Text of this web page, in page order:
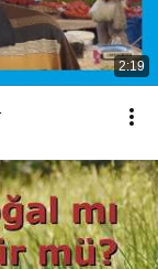
2:19